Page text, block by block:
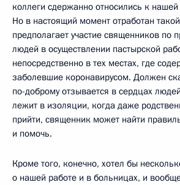
коллеги сдержанно относились к нашей
Но в настоящий момент отработан
предполагает участие священников по
людей в осуществлении пастырской
непосредственно в тех местах, где
заболевшие коронавирусом. Должен
по-доброму отзывается в сердцах
лежит в изоляции, когда даже
прийти, священник может найти
и помочь.
Кроме того, конечно, хотел бы
о нашей работе и в больницах, и